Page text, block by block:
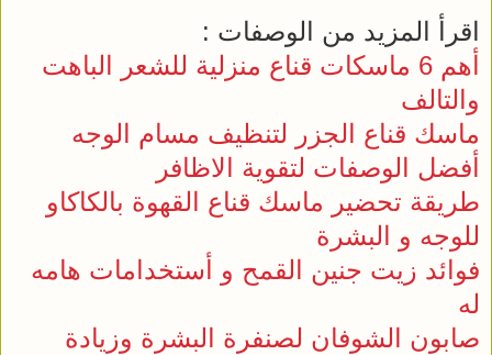
اقرأ المزيد من الوصفات :
أهم 6 ماسكات قناع منزلية للشعر الباهت
والتالف
ماسك قناع الجزر لتنظيف مسام الوجه
أفضل الوصفات لتقوية الاظافر
طريقة تحضير ماسك قناع القهوة بالكاكاو
للوجه و البشرة
فوائد زيت جنين القمح و أستخدامات هامه
له
صابون الشوفان لصنفرة البشرة وزيادة